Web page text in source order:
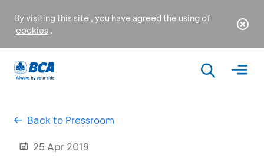
By visiting this site , you have agreed the using of
cookies .
Back to Pressroom
25 Apr 2019